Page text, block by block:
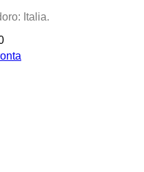
Italia.
Price